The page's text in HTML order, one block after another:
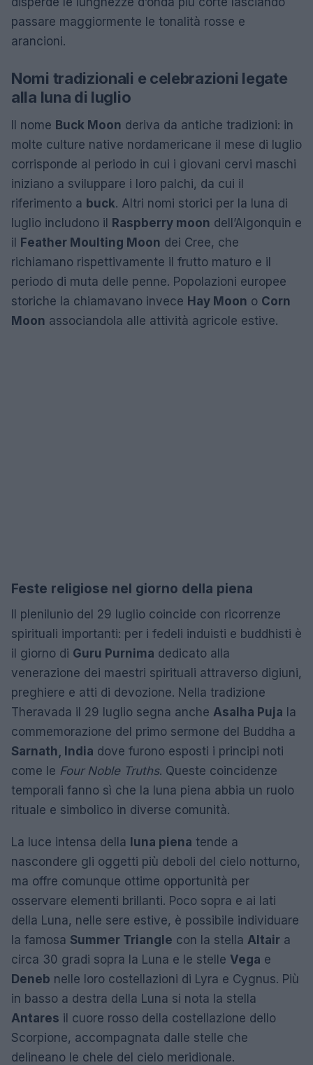
passare maggiormente le tonalità rosse e
arancioni.
Nomi tradizionali e celebrazioni legate
alla luna di luglio
Il nome Buck Moon deriva da antiche tradizioni: in
molte culture native nordamericane il mese di luglio
corrisponde al periodo in cui i giovani cervi maschi
iniziano a sviluppare i loro palchi, da cui il
riferimento a buck. Altri nomi storici per la luna di
luglio includono il
Raspberry moon dell’Algonquin e
il
Feather Moulting Moon dei Cree, che
richiamano rispettivamente il frutto maturo e il
periodo di muta delle penne. Popolazioni europee
storiche la chiamavano invece Hay Moon o Corn
Moon associandola alle attività agricole estive.
Feste religiose nel giorno della piena
Il plenilunio del 29 luglio coincide con ricorrenze
spirituali importanti: per i fedeli induisti e buddhisti è
il giorno di Guru Purnima dedicato alla
venerazione dei maestri spirituali attraverso digiuni,
preghiere e atti di devozione. Nella tradizione
Theravada il 29 luglio segna anche Asalha Puja la
commemorazione del primo sermone del Buddha a
Sarnath, India dove furono esposti i principi noti
come le Four Noble Truths. Queste coincidenze
temporali fanno sì che la luna piena abbia un ruolo
rituale e simbolico in diverse comunità.
La luce intensa della luna piena tende a
nascondere gli oggetti più deboli del cielo notturno,
ma offre comunque ottime opportunità per
osservare elementi brillanti. Poco sopra e ai lati
della Luna, nelle sere estive, è possibile individuare
la famosa Summer Triangle con la stella Altair a
circa 30 gradi sopra la Luna e le stelle Vega e
Deneb nelle loro costellazioni di Lyra e Cygnus. Più
in basso a destra della Luna si nota la stella
Antares il cuore rosso della costellazione dello
Scorpione, accompagnata dalle stelle che
delineano le chele del cielo meridionale.